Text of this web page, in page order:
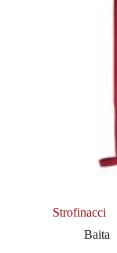
Strofinacci
Baita